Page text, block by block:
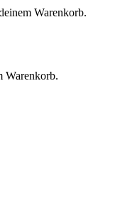
Warenkorb.
Warenkorb.